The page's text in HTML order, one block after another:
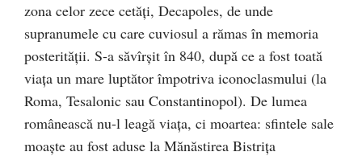
zona celor zece cetăți, Decapoles, de unde
supranumele cu care cuviosul a rămas în memoria
posterității. S-a săvîrșit în 840, după ce a fost toată
viața un mare luptător împotriva iconoclasmului (la
Roma, Tesalonic sau Constantinopol). De lumea
românească nu-l leagă viața, ci moartea: sfintele sale
moaște au fost aduse la Mănăstirea Bistrița